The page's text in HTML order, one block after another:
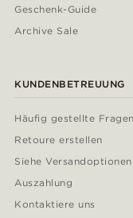
Geschenk-Guide
Archive Sale
KUNDENBETREUUNG
Häufig gestellte Fragen
Retoure erstellen
Siehe Versandoptionen
Auszahlung
Kontaktiere uns